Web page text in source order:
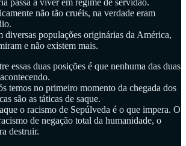
passa a viver em regime de servidão.
não tão cruéis, na verdade eram
diversas populações originárias da América,
e não existem mais.
essas duas posições é que nenhuma das duas
temos no primeiro momento da chegada dos
são as táticas de saque.
o racismo de Sepúlveda é o que impera. O
de negação total da humanidade, o
destruir.